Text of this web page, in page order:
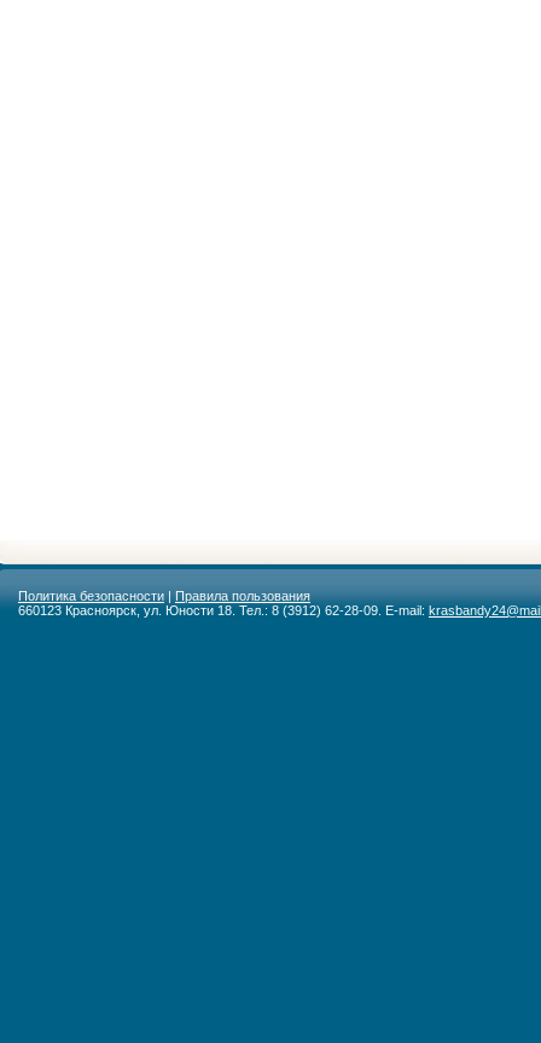
Политика безопасности|Правила пользования
660123 Красноярск, ул. Юности 18. Тел.: 8 (3912) 62-28-09. E-mail: